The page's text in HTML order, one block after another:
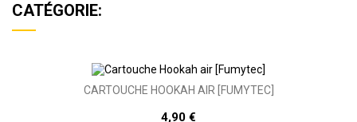
CATÉGORIE:
CARTOUCHE HOOKAH AIR [FUMYTEC]
4,90 €